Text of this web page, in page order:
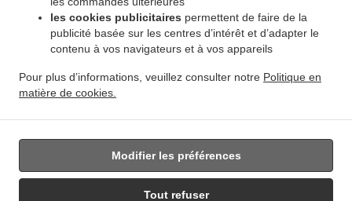
les cookies publicitaires permettent de faire de la
publicité basée sur les centres d’intérêt et d’adapter le
contenu à vos navigateurs et à vos appareils
Pour plus d’informations, veuillez consulter notre Politique en
matière de cookies.
Tout refuser
Modifier les préférences
.
Livraison de plats cuisinés African Food East Saint Paul Ki l- Cona Park Livraison
de plats cuisinés African Food East Saint Paul . Livraison de plats cuisinés African Food
cuisinés African Food Traverse Bay